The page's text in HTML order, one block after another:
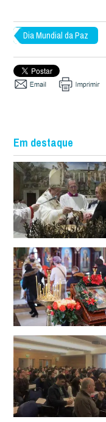
Dia Mundial da Paz
Em destaque